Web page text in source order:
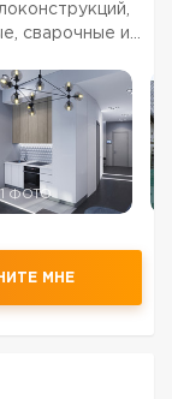
сварочные и
На рынке
1 ФОТО
МНЕ